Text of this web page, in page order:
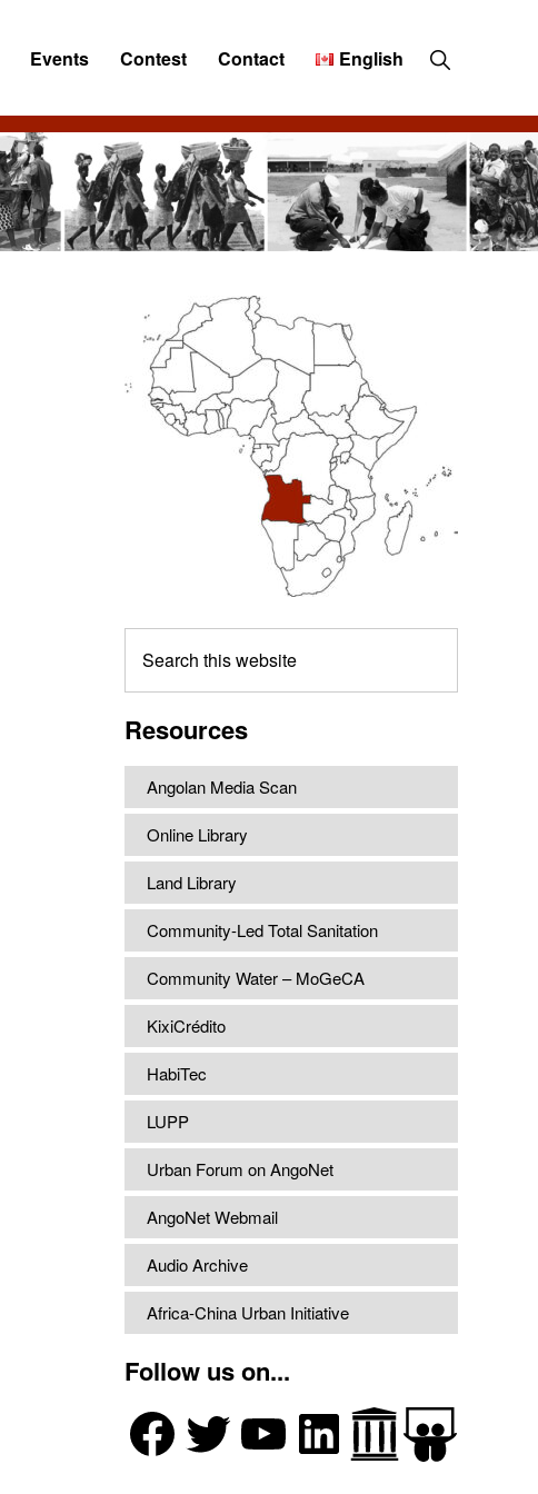
Events Contest Contact English Show
Search
Primary
Sidebar
this
Resources
Angolan Media Scan
Online Library
Land Library
Community-Led Total Sanitation
Community Water – MoGeCA
KixiCrédito
HabiTec
LUPP
Urban Forum on AngoNet
AngoNet Webmail
Audio Archive
Africa-China Urban Initiative
Follow us on...